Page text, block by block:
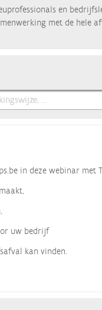
en
met de hele
in deze webinar met
uw bedrijf
kan vinden.